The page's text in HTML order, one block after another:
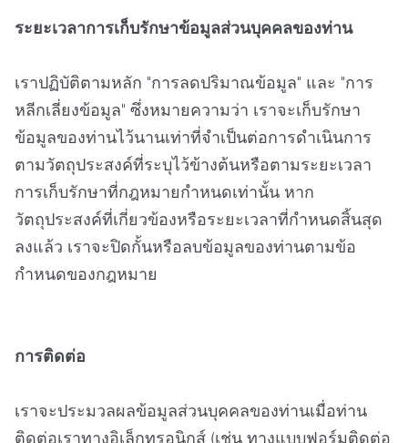
ระยะเวลาการเก็บรักษาข้อมูลส่วนบุคคลของท่าน
เราปฏิบัติตามหลัก "การลดปริมาณข้อมูล" และ "การ
หลีกเลี่ยงข้อมูล" ซึ่งหมายความว่า เราจะเก็บรักษา
ข้อมูลของท่านไว้นานเท่าที่จำเป็นต่อการดำเนินการ
ตามวัตถุประสงค์ที่ระบุไว้ข้างต้นหรือตามระยะเวลา
การเก็บรักษาที่กฎหมายกำหนดเท่านั้น หาก
วัตถุประสงค์ที่เกี่ยวข้องหรือระยะเวลาที่กำหนดสิ้นสุด
ลงแล้ว เราจะปิดกั้นหรือลบข้อมูลของท่านตามข้อ
กำหนดของกฎหมาย
การติดต่อ
เราจะประมวลผลข้อมูลส่วนบุคคลของท่านเมื่อท่าน
ติดต่อเราทางอิเล็กทรอนิกส์ (เช่น ทางแบบฟอร์มติดต่อ